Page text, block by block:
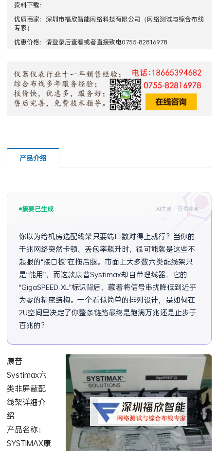
资料下载：
优质商家： 深圳市福欣智能网络科技有限公司 （网络测试与综合布线
专家）
优惠价格：请登录后查看或者直接致电0755-82816978
产品介绍
摘要已生成 AI生成，仅供参考
你以为给机房选配线架只要端口数对得上就行？当你的
千兆网络突然卡顿、丢包率飙升时，很可能就是这些不
起眼的“接口板”在拖后腿。市面上大多数六类配线架只
是“能用”，而这款康普Systimax却自带理线器，它的
“GigaSPEED XL”标识背后，藏着将信号串扰降低到近乎
为零的精密结构。一个看似简单的排列设计，是如何在
2U空间里决定了你整条链路最终是跑满万兆还是止步于
百兆的？
康普
Systimax六
类非屏蔽配
线架详细介
绍
产品名称：
SYSTIMAX康